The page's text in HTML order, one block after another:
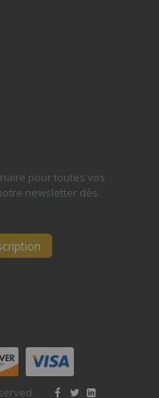
pour toutes vos
newsletter dès